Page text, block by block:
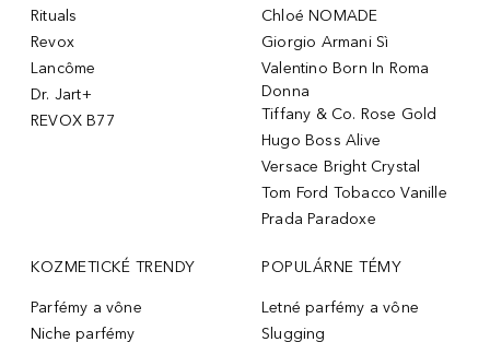
Rituals
Revox
Lancôme
Dr. Jart+
REVOX B77
Chloé NOMADE
Giorgio Armani Sì
Valentino Born In Roma
Donna
Tiffany & Co. Rose Gold
Hugo Boss Alive
Versace Bright Crystal
Tom Ford Tobacco Vanille
Prada Paradoxe
KOZMETICKÉ TRENDY
Parfémy a vône
Niche parfémy
POPULÁRNE TÉMY
Letné parfémy a vône
Slugging